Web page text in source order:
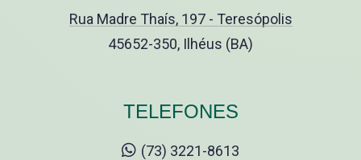
Rua Madre Thaís, 197 - Teresópolis
45652-350, Ilhéus (BA)
TELEFONES
(73) 3221-8613